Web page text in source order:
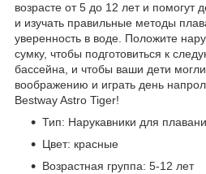
возрасте от 5 до 12 лет и помогут
и изучать правильные методы
уверенность в воде. Положите
сумку, чтобы подготовиться к
бассейна, и чтобы ваши дети
воображению и играть день
Bestway Astro Tiger!
Тип: Нарукавники для
Цвет: красные
Возрастная группа: 5-12 лет